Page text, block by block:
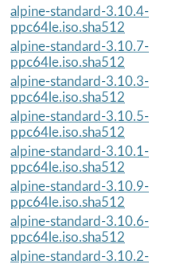
alpine-standard-3.10.4-
ppc64le.iso.sha512
alpine-standard-3.10.7-
ppc64le.iso.sha512
alpine-standard-3.10.3-
ppc64le.iso.sha512
alpine-standard-3.10.5-
ppc64le.iso.sha512
alpine-standard-3.10.1-
ppc64le.iso.sha512
alpine-standard-3.10.9-
ppc64le.iso.sha512
alpine-standard-3.10.6-
ppc64le.iso.sha512
alpine-standard-3.10.2-